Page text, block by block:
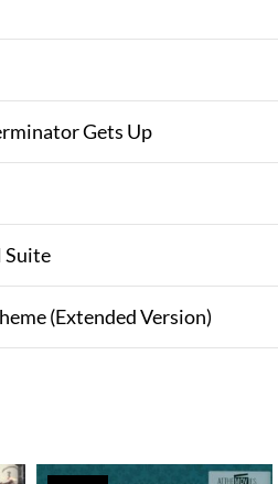
Gets Up
Suite
(Extended Version)